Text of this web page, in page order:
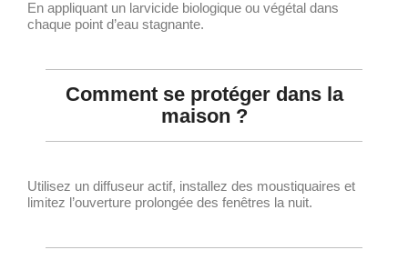
En appliquant un larvicide biologique ou végétal dans
chaque point d’eau stagnante.
Comment se protéger dans la
maison ?
Utilisez un diffuseur actif, installez des moustiquaires et
limitez l’ouverture prolongée des fenêtres la nuit.